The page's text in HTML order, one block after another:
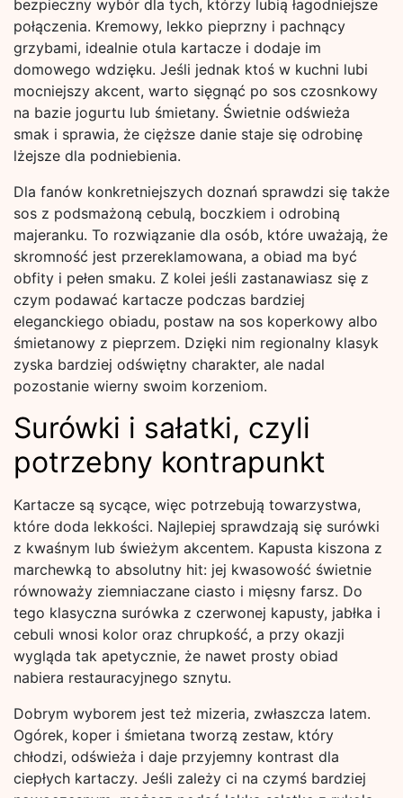
bezpieczny wybór dla tych, którzy lubią łagodniejsze
połączenia. Kremowy, lekko pieprzny i pachnący
grzybami, idealnie otula kartacze i dodaje im
domowego wdzięku. Jeśli jednak ktoś w kuchni lubi
mocniejszy akcent, warto sięgnąć po sos czosnkowy
na bazie jogurtu lub śmietany. Świetnie odświeża
smak i sprawia, że cięższe danie staje się odrobinę
lżejsze dla podniebienia.
Dla fanów konkretniejszych doznań sprawdzi się także
sos z podsmażoną cebulą, boczkiem i odrobiną
majeranku. To rozwiązanie dla osób, które uważają, że
skromność jest przereklamowana, a obiad ma być
obfity i pełen smaku. Z kolei jeśli zastanawiasz się z
czym podawać kartacze podczas bardziej
eleganckiego obiadu, postaw na sos koperkowy albo
śmietanowy z pieprzem. Dzięki nim regionalny klasyk
zyska bardziej odświętny charakter, ale nadal
pozostanie wierny swoim korzeniom.
Surówki i sałatki, czyli
potrzebny kontrapunkt
Kartacze są sycące, więc potrzebują towarzystwa,
które doda lekkości. Najlepiej sprawdzają się surówki
z kwaśnym lub świeżym akcentem. Kapusta kiszona z
marchewką to absolutny hit: jej kwasowość świetnie
równoważy ziemniaczane ciasto i mięsny farsz. Do
tego klasyczna surówka z czerwonej kapusty, jabłka i
cebuli wnosi kolor oraz chrupkość, a przy okazji
wygląda tak apetycznie, że nawet prosty obiad
nabiera restauracyjnego sznytu.
Dobrym wyborem jest też mizeria, zwłaszcza latem.
Ogórek, koper i śmietana tworzą zestaw, który
chłodzi, odświeża i daje przyjemny kontrast dla
ciepłych kartaczy. Jeśli zależy ci na czymś bardziej